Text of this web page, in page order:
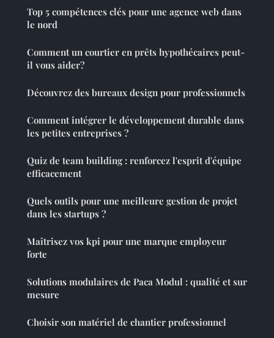
Top 5 compétences clés pour une agence web dans
le nord
Comment un courtier en prêts hypothécaires peut-
il vous aider?
Découvrez des bureaux design pour professionnels
Comment intégrer le développement durable dans
les petites entreprises ?
Quiz de team building : renforcez l'esprit d'équipe
efficacement
Quels outils pour une meilleure gestion de projet
dans les startups ?
Maîtrisez vos kpi pour une marque employeur
forte
Solutions modulaires de Paca Modul : qualité et sur
mesure
Choisir son matériel de chantier professionnel